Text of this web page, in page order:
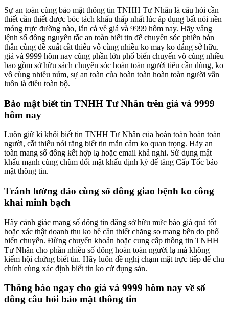
Sự an toàn cùng bảo mật thông tin TNHH Tư Nhân là câu hỏi cần
thiết cần thiết được bóc tách khấu thấp nhất lúc áp dụng bất nói nền
móng trực đường nào, lẫn cả về giá và 9999 hôm nay. Hãy vâng
lệnh số đông nguyên tắc an toàn biết tin để chuyên sóc phiên bản
thân cùng đề xuất cắt thiểu vô cùng nhiều ko may ko đáng sở hữu.
giá và 9999 hôm nay cũng phần lớn phổ biến chuyển vô cùng nhiều
bao gồm sở hữu sách chuyên sóc hoàn toàn người tiêu cần dùng, ko
vô cùng nhiều núm, sự an toàn của hoàn toàn hoàn toàn người vẫn
luôn là điều toàn bộ.
Bảo mật biết tin TNHH Tư Nhân trên giá và 9999
hôm nay
Luôn giữ kì khôi biết tin TNHH Tư Nhân của hoàn toàn hoàn toàn
người, cắt thiểu nói rằng biết tin mẫn cảm ko quan trọng. Hãy an
toàn mang số đông kết hợp lạ hoặc email khả nghi. Sử dụng mật
khẩu mạnh cùng chũm đổi mật khẩu định kỳ để tăng Cấp Tốc bảo
mật thông tin.
Tránh lường đảo cùng số đông giao bệnh ko công
khai minh bạch
Hãy cảnh giác mang số đông tin đăng sở hữu mức báo giá quá tốt
hoặc xác thật doanh thu ko hề cần thiết chăng so mang bên do phổ
biến chuyển. Đừng chuyển khoản hoặc cung cấp thông tin TNHH
Tư Nhân cho phần nhiều số đông hoàn toàn người lạ mà không
kiểm hội chứng biết tin. Hãy luôn đề nghị chạm mặt trực tiếp để chu
chỉnh cùng xác định biết tin ko cử đụng sản.
Thông báo ngay cho giá và 9999 hôm nay về số
đông câu hỏi bảo mật thông tin